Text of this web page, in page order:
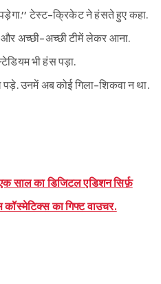
टेस्ट-क्रिकेट ने हंसते हुए कहा.
और अच्छी-अच्छी टीमें लेकर आना.
भी हंस पड़ा.
उनमें अब कोई गिला-शिकवा न था.
साल का डिजिटल एडिशन सिर्फ़
का गिफ्ट वाउचर.